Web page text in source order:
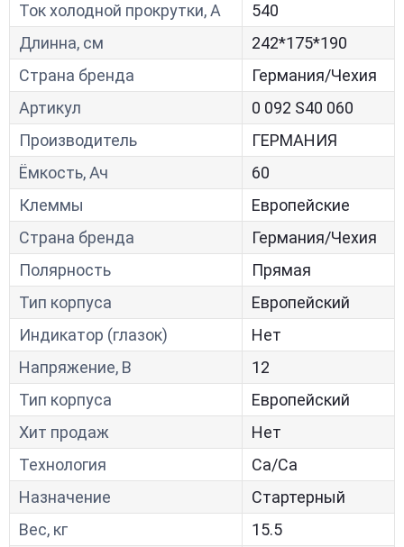
Ток холодной прокрутки, A
540
Длинна, см
242*175*190
Страна бренда
Германия/Чехия
Артикул
0 092 S40 060
Производитель
ГЕРМАНИЯ
Ёмкость, Ач
60
Клеммы
Европейские
Страна бренда
Германия/Чехия
Полярность
Прямая
Тип корпуса
Европейский
Индикатор (глазок)
Нет
Напряжение, В
12
Тип корпуса
Европейский
Хит продаж
Нет
Технология
Са/Са
Назначение
Стартерный
Вес, кг
15.5